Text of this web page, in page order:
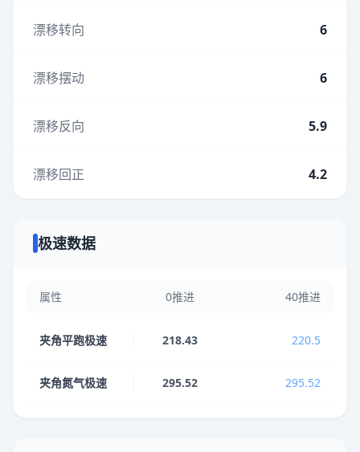
漂移转向 6
漂移摆动 6
漂移反向 5.9
漂移回正 4.2
极速数据
属性 0推进 40推进
夹角平跑极速 218.43 220.5
夹角氮气极速 295.52 295.52